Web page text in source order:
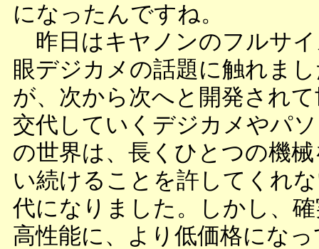
になったんですね。
昨日はキヤノンのフルサ
眼デジカメの話題に触れま
が、次から次へと開発され
交代していくデジカメやパ
の世界は、長くひとつの機
い続けることを許してくれ
代になりました。しかし、
高性能に、より低価格にな